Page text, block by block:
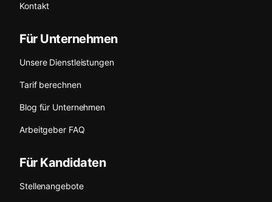
Kontakt
Für Unternehmen
Unsere Dienstleistungen
Tarif berechnen
Blog für Unternehmen
Arbeitgeber FAQ
Für Kandidaten
Stellenangebote